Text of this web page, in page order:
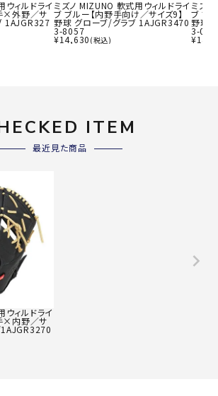
ィルドライ
×外野／サ
1AJGR327
ミズノ MIZUNO 軟式用ウィルドライ
ブ ブルー【内野手向け／サイズ9】
野球 グローブ/グラブ 1AJGR3470
3-8057
¥14,630 (税込)
ミズ
ブ ブ
野球
3-09
¥
ITEM
最近見た商品
ウィルドライ
×内野／サ
1AJGR3270